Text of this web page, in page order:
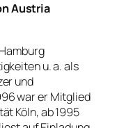
Austria
u. a. als
und
war er Mitglied
Köln, ab 1995